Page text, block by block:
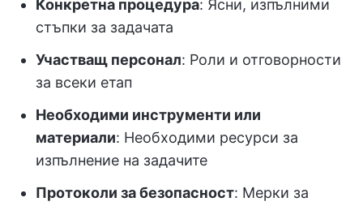
Конкретна процедура: Ясни, изпълними
стъпки за задачата
Участващ персонал: Роли и отговорности
за всеки етап
Необходими инструменти или
материали: Необходими ресурси за
изпълнение на задачите
Протоколи за безопасност: Мерки за